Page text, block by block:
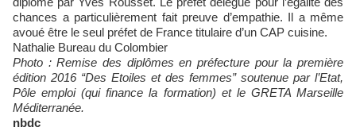
chances a particulièrement fait preuve d’empathie. Il a même
avoué être le seul préfet de France titulaire d’un CAP cuisine.
Nathalie Bureau du Colombier
Photo : Remise des diplômes en préfecture pour la première
édition 2016 “Des Etoiles et des femmes” soutenue par l’Etat,
Pôle emploi (qui finance la formation) et le GRETA Marseille
Méditerranée.
nbdc